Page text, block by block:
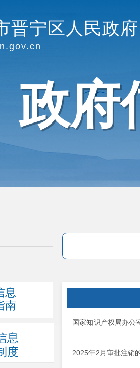
晋宁区人民政府
政府
息
南
息
度
国家知识产权局办公
2025年2月审批注销